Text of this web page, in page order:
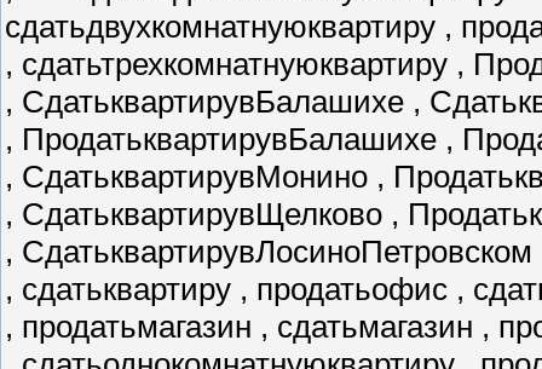
сдатьдвухкомнатнуюквартиру ,
, сдатьтрехкомнатнуюквартиру ,
, СдатьквартирувБалашихе ,
, ПродатьквартирувБалашихе ,
, СдатьквартирувМонино ,
, СдатьквартирувЩелково ,
, СдатьквартирувЛосиноПетровском
, сдатьквартиру , продатьофис ,
, продатьмагазин , сдатьмагазин ,